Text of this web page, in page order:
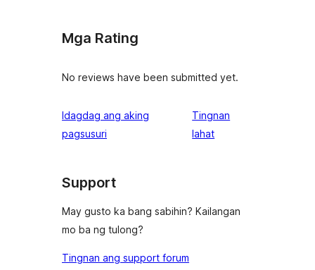
Mga Rating
No reviews have been submitted yet.
Idagdag ang aking
pagsusuri
Tingnan
lahatng
Support
May gusto ka bang sabihin? Kailangan
mo ba ng tulong?
Tingnan ang support forum